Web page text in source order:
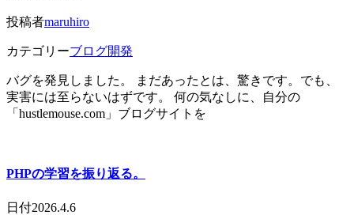
投稿者maruhiro
カテゴリーブログ開発
バグを発見しました。 まだあったとは、驚きです。でも、
実害には至らないはずです。 何の気なしに、自分の
「hustlemouse.com」ブログサイトを
PHPの学習を振り返る。
日付2026.4.6